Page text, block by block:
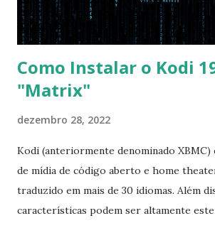
as necessá...
Como Instalar o Kodi
"Matrix"
dezembro 28, 2022
Kodi (anteriormente denominado XBMC)
de mídia de código aberto e home
traduzido em mais de 30 idiomas. Além
características podem ser altamente